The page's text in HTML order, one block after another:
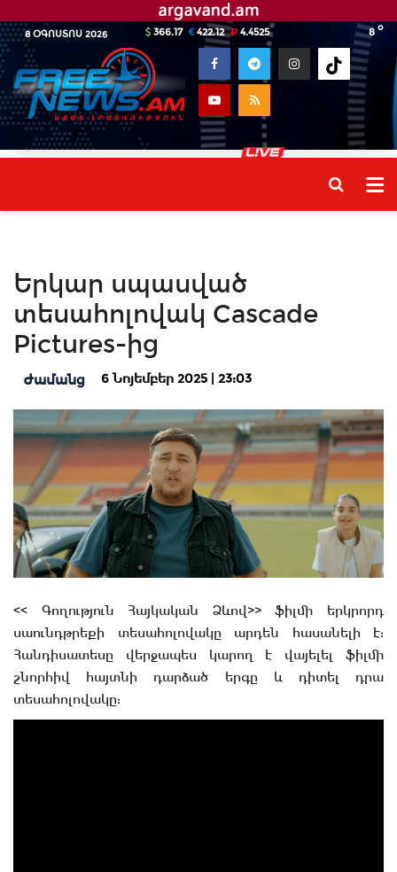
8 ՕԳՈՍՏՈՍ 2026 8 o
366.17 422.12 4.4525
Երկար սպասված
տեսահոլովակ Cascade
Pictures-ից
Ժամանց 6 Նոյեմբեր 2025 | 23:03
<< Գողություն Հայկական Ձևով>> ֆիլմի երկրորդ
սաունդթրեքի տեսահոլովակը արդեն հասանելի է:
Հանդիսատեսը վերջապես կարող է վայելել ֆիլմի
շնորհիվ հայտնի դարձած երգը և դիտել դրա
տեսահոլովակը: